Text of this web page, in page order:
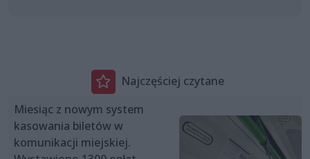
Najczęściej czytane
Miesiąc z nowym system
kasowania biletów w
komunikacji miejskiej.